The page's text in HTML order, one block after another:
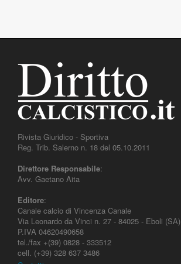
Rivista Giuridico - Sportiva
Reg. Trib. Salerno n. 18 del 05.10.2011
Direttore Responsabile:
Avv. Gaetano Aita
Editore:
Canale calcio di Vincenza Canale
Via Leonardo da Vinci n. 27 - 84025 - Eboli (SA)
P.IVA 04620490658
tel./fax +(39) 0828 - 333512
cell. (+39) 328 637 3486